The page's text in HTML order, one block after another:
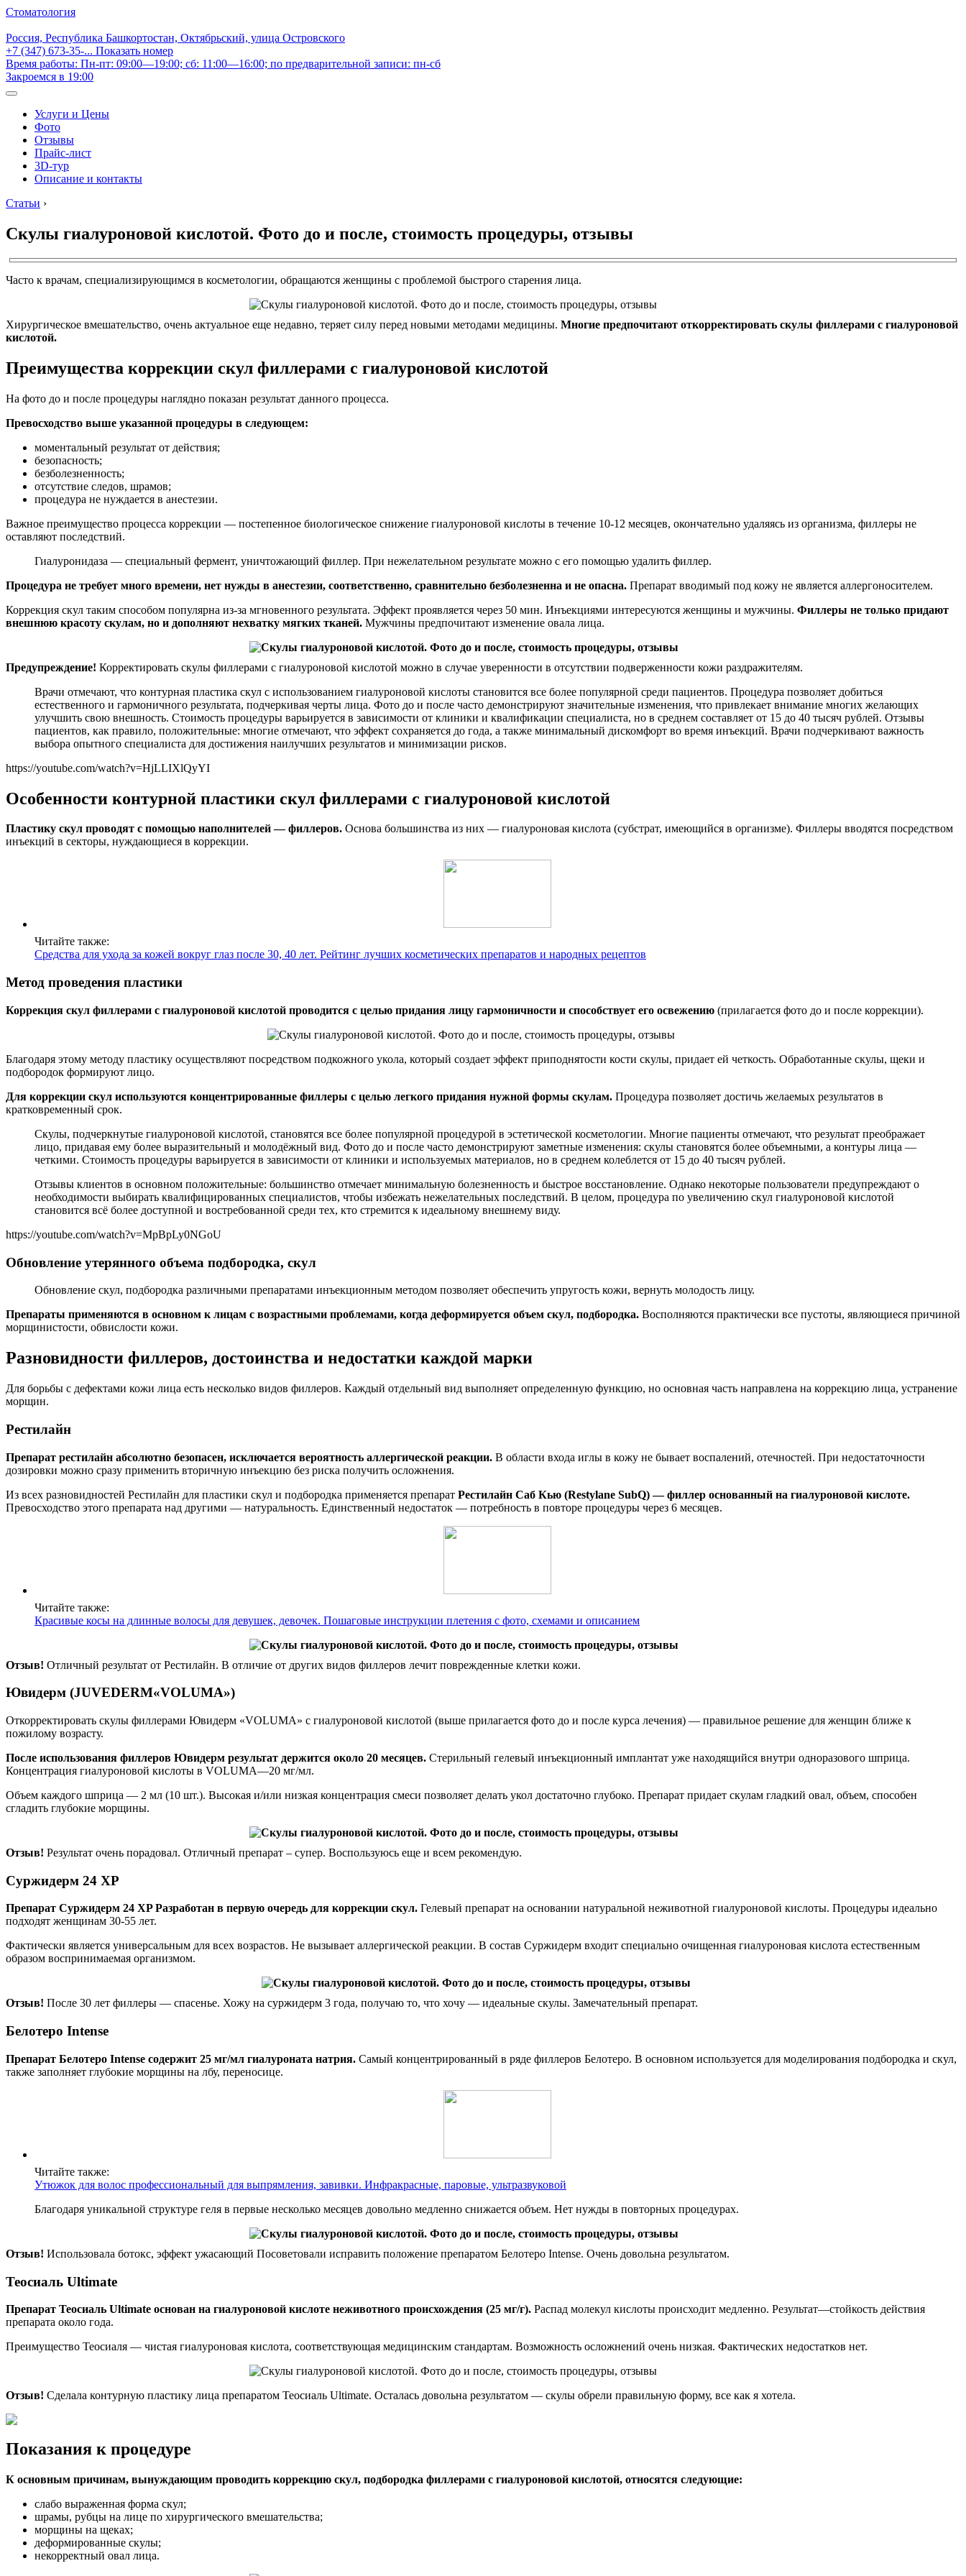
Стоматология
Россия, Республика Башкортостан, Октябрьский, улица Островского
+7 (347) 673-35-... Показать номер
Время работы: Пн-пт: 09:00—19:00; сб: 11:00—16:00; по предварительной записи: пн-сб
Закроемся в 19:00
Услуги и Цены
Фото
Отзывы
Прайс-лист
3D-тур
Описание и контакты
Статьи ›
Скулы гиалуроновой кислотой. Фото до и после, стоимость процедуры, отзывы
Часто к врачам, специализирующимся в косметологии, обращаются женщины с проблемой быстрого старения лица.
Хирургическое вмешательство, очень актуальное еще недавно, теряет силу перед новыми методами медицины. Многие предпочитают откорректировать скулы филлерами с гиалуроновой
кислотой.
Преимущества коррекции скул филлерами с гиалуроновой кислотой
На фото до и после процедуры наглядно показан результат данного процесса.
Превосходство выше указанной процедуры в следующем:
моментальный результат от действия;
безопасность;
безболезненность;
отсутствие следов, шрамов;
процедура не нуждается в анестезии.
Важное преимущество процесса коррекции — постепенное биологическое снижение гиалуроновой кислоты в течение 10-12 месяцев, окончательно удаляясь из организма, филлеры не
оставляют последствий.
Гиалуронидаза — специальный фермент, уничтожающий филлер. При нежелательном результате можно с его помощью удалить филлер.
Процедура не требует много времени, нет нужды в анестезии, соответственно, сравнительно безболезненна и не опасна. Препарат вводимый под кожу не является аллергоносителем.
Коррекция скул таким способом популярна из-за мгновенного результата. Эффект проявляется через 50 мин. Инъекциями интересуются женщины и мужчины. Филлеры не только придают
внешнюю красоту скулам, но и дополняют нехватку мягких тканей. Мужчины предпочитают изменение овала лица.
Предупреждение! Корректировать скулы филлерами с гиалуроновой кислотой можно в случае уверенности в отсутствии подверженности кожи раздражителям.
Врачи отмечают, что контурная пластика скул с использованием гиалуроновой кислоты становится все более популярной среди пациентов. Процедура позволяет добиться
естественного и гармоничного результата, подчеркивая черты лица. Фото до и после часто демонстрируют значительные изменения, что привлекает внимание многих желающих
улучшить свою внешность. Стоимость процедуры варьируется в зависимости от клиники и квалификации специалиста, но в среднем составляет от 15 до 40 тысяч рублей. Отзывы
пациентов, как правило, положительные: многие отмечают, что эффект сохраняется до года, а также минимальный дискомфорт во время инъекций. Врачи подчеркивают важность
выбора опытного специалиста для достижения наилучших результатов и минимизации рисков.
https://youtube.com/watch?v=HjLLIXlQyYI
Особенности контурной пластики скул филлерами с гиалуроновой кислотой
Пластику скул проводят с помощью наполнителей — филлеров. Основа большинства из них — гиалуроновая кислота (субстрат, имеющийся в организме). Филлеры вводятся посредством
инъекций в секторы, нуждающиеся в коррекции.
Читайте также:
Средства для ухода за кожей вокруг глаз после 30, 40 лет. Рейтинг лучших косметических препаратов и народных рецептов
Метод проведения пластики
Коррекция скул филлерами с гиалуроновой кислотой проводится с целью придания лицу гармоничности и способствует его освежению (прилагается фото до и после коррекции).
Благодаря этому методу пластику осуществляют посредством подкожного укола, который создает эффект приподнятости кости скулы, придает ей четкость. Обработанные скулы, щеки и
подбородок формируют лицо.
Для коррекции скул используются концентрированные филлеры с целью легкого придания нужной формы скулам. Процедура позволяет достичь желаемых результатов в
кратковременный срок.
Скулы, подчеркнутые гиалуроновой кислотой, становятся все более популярной процедурой в эстетической косметологии. Многие пациенты отмечают, что результат преображает
лицо, придавая ему более выразительный и молодёжный вид. Фото до и после часто демонстрируют заметные изменения: скулы становятся более объемными, а контуры лица —
четкими. Стоимость процедуры варьируется в зависимости от клиники и используемых материалов, но в среднем колеблется от 15 до 40 тысяч рублей.
Отзывы клиентов в основном положительные: большинство отмечает минимальную болезненность и быстрое восстановление. Однако некоторые пользователи предупреждают о
необходимости выбирать квалифицированных специалистов, чтобы избежать нежелательных последствий. В целом, процедура по увеличению скул гиалуроновой кислотой
становится всё более доступной и востребованной среди тех, кто стремится к идеальному внешнему виду.
https://youtube.com/watch?v=MpBpLy0NGoU
Обновление утерянного объема подбородка, скул
Обновление скул, подбородка различными препаратами инъекционным методом позволяет обеспечить упругость кожи, вернуть молодость лицу.
Препараты применяются в основном к лицам с возрастными проблемами, когда деформируется объем скул, подбородка. Восполняются практически все пустоты, являющиеся причиной
морщинистости, обвислости кожи.
Разновидности филлеров, достоинства и недостатки каждой марки
Для борьбы с дефектами кожи лица есть несколько видов филлеров. Каждый отдельный вид выполняет определенную функцию, но основная часть направлена на коррекцию лица, устранение
морщин.
Рестилайн
Препарат рестилайн абсолютно безопасен, исключается вероятность аллергической реакции. В области входа иглы в кожу не бывает воспалений, отечностей. При недостаточности
дозировки можно сразу применить вторичную инъекцию без риска получить осложнения.
Из всех разновидностей Рестилайн для пластики скул и подбородка применяется препарат Рестилайн Саб Кью (Restylane SubQ) — филлер основанный на гиалуроновой кислоте.
Превосходство этого препарата над другими — натуральность. Единственный недостаток — потребность в повторе процедуры через 6 месяцев.
Читайте также:
Красивые косы на длинные волосы для девушек, девочек. Пошаговые инструкции плетения с фото, схемами и описанием
Отзыв! Отличный результат от Рестилайн. В отличие от других видов филлеров лечит поврежденные клетки кожи.
Ювидерм (JUVEDERM«VOLUMA»)
Откорректировать скулы филлерами Ювидерм «VOLUMA» с гиалуроновой кислотой (выше прилагается фото до и после курса лечения) — правильное решение для женщин ближе к
пожилому возрасту.
После использования филлеров Ювидерм результат держится около 20 месяцев. Стерильный гелевый инъекционный имплантат уже находящийся внутри одноразового шприца.
Концентрация гиалуроновой кислоты в VOLUMA—20 мг/мл.
Объем каждого шприца — 2 мл (10 шт.). Высокая и/или низкая концентрация смеси позволяет делать укол достаточно глубоко. Препарат придает скулам гладкий овал, объем, способен
сгладить глубокие морщины.
Отзыв! Результат очень порадовал. Отличный препарат – супер. Воспользуюсь еще и всем рекомендую.
Суржидерм 24 XP
Препарат Суржидерм 24 XP Разработан в первую очередь для коррекции скул. Гелевый препарат на основании натуральной неживотной гиалуроновой кислоты. Процедуры идеально
подходят женщинам 30-55 лет.
Фактически является универсальным для всех возрастов. Не вызывает аллергической реакции. В состав Суржидерм входит специально очищенная гиалуроновая кислота естественным
образом воспринимаемая организмом.
Отзыв! После 30 лет филлеры — спасенье. Хожу на суржидерм 3 года, получаю то, что хочу — идеальные скулы. Замечательный препарат.
Белотеро Intense
Препарат Белотеро Intense содержит 25 мг/мл гиалуроната натрия. Самый концентрированный в ряде филлеров Белотеро. В основном используется для моделирования подбородка и скул,
также заполняет глубокие морщины на лбу, переносице.
Читайте также:
Утюжок для волос профессиональный для выпрямления, завивки. Инфракрасные, паровые, ультразвуковой
Благодаря уникальной структуре геля в первые несколько месяцев довольно медленно снижается объем. Нет нужды в повторных процедурах.
Отзыв! Использовала ботокс, эффект ужасающий Посоветовали исправить положение препаратом Белотеро Intense. Очень довольна результатом.
Теосиаль Ultimate
Препарат Теосиаль Ultimate основан на гиалуроновой кислоте неживотного происхождения (25 мг/г). Распад молекул кислоты происходит медленно. Результат—стойкость действия
препарата около года.
Преимущество Теосиаля — чистая гиалуроновая кислота, соответствующая медицинским стандартам. Возможность осложнений очень низкая. Фактических недостатков нет.
Отзыв! Сделала контурную пластику лица препаратом Теосиаль Ultimate. Осталась довольна результатом — скулы обрели правильную форму, все как я хотела.
Показания к процедуре
К основным причинам, вынуждающим проводить коррекцию скул, подбородка филлерами с гиалуроновой кислотой, относятся следующие:
слабо выраженная форма скул;
шрамы, рубцы на лице по хирургического вмешательства;
морщины на щеках;
деформированные скулы;
некорректный овал лица.